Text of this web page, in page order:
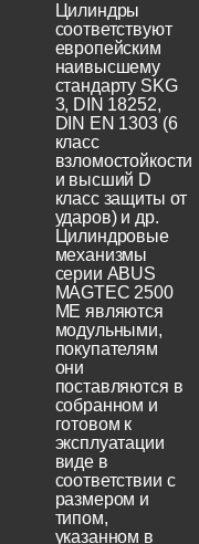
Цилиндры
соответствуют
европейским
наивысшему
стандарту SKG
3, DIN 18252,
DIN EN 1303 (6
класс
взломостойкости
и высший D
класс защиты от
ударов) и др.
Цилиндровые
механизмы
серии ABUS
MAGTEC 2500
ME являются
модульными,
покупателям
они
поставляются в
собранном и
готовом к
эксплуатации
виде в
соответствии с
размером и
типом,
указанном в